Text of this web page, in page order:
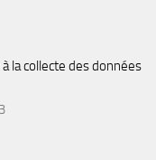
la collecte des données
3